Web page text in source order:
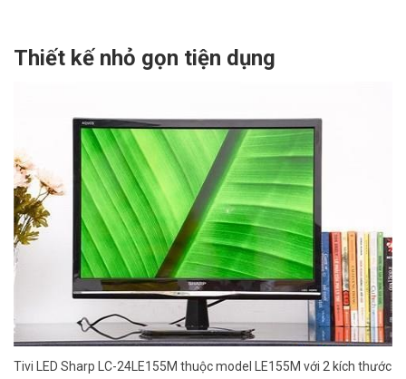
Thiết kế nhỏ gọn tiện dụng
Tivi LED Sharp LC-24LE155M thuộc model LE155M với 2 kích thước